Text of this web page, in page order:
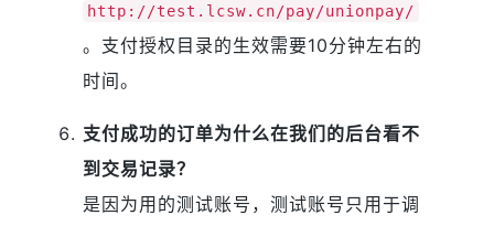
http://test.lcsw.cn/pay/unionpay/
。支付授权目录的生效需要10分钟左右的
时间。
支付成功的订单为什么在我们的后台看不
到交易记录？
是因为用的测试账号，测试账号只用于调